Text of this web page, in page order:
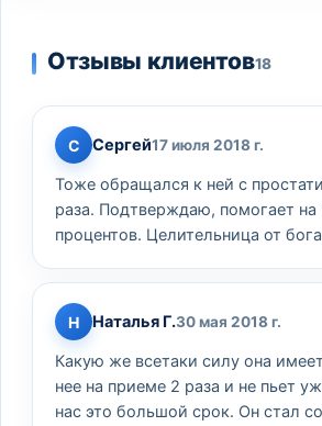
Отзывы клиентов18
С Сергей17 июля 2018 г.
Тоже обращался к ней с
раза. Подтверждаю, помогает на
процентов. Целительница от
Н Наталья Г.30 мая 2018 г.
Какую же всетаки силу она
нее на приеме 2 раза и не пьет
нас это большой срок. Он стал